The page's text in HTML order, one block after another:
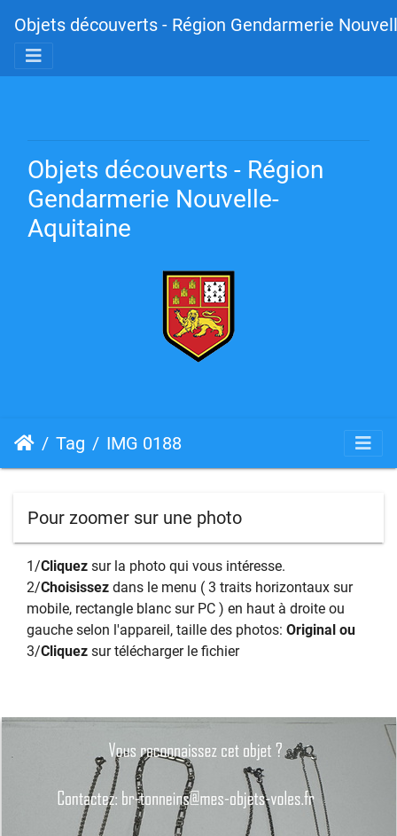
Objets découverts - Région Gendarmerie
Objets découverts - Région
Gendarmerie Nouvelle-
Aquitaine
Tag IMG 0188
Pour zoomer sur une photo
1/Cliquez sur la photo qui vous intéresse.
2/Choisissez dans le menu ( 3 traits horizontaux sur
mobile, rectangle blanc sur PC ) en haut à droite ou
gauche selon l'appareil, taille des photos: Original ou
3/Cliquez sur télécharger le fichier